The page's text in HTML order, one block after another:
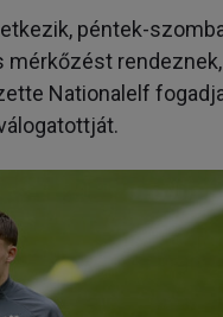
péntek-
mérkőzést
Nationalelf